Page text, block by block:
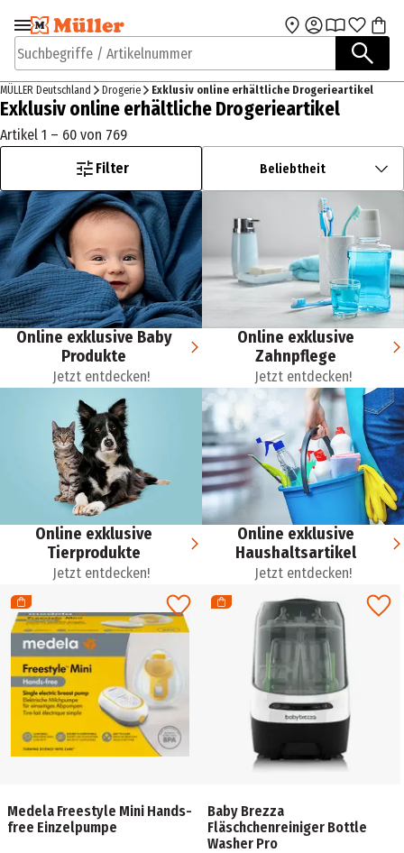
Zur Navigation
springen
Zum Hauptinhalt
Suchbegriffe / Artikelnummer
MÜLLER Deutschland Drogerie Exklusiv online erhältliche Drogerieartikel
Exklusiv online erhältliche Drogerieartikel
Artikel 1 – 60 von 769
Filter
Beliebtheit
Online exklusive Baby
Produkte
Jetzt entdecken!
Online exklusive
Zahnpflege
Jetzt entdecken!
Online exklusive
Tierprodukte
Jetzt entdecken!
Online exklusive
Haushaltsartikel
Jetzt entdecken!
Medela Freestyle Mini Hands-
free Einzelpumpe
Baby Brezza
Fläschchenreiniger Bottle
Washer Pro